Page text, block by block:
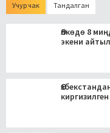
Учур чак Тандалган
Өлкөдө 8
экени